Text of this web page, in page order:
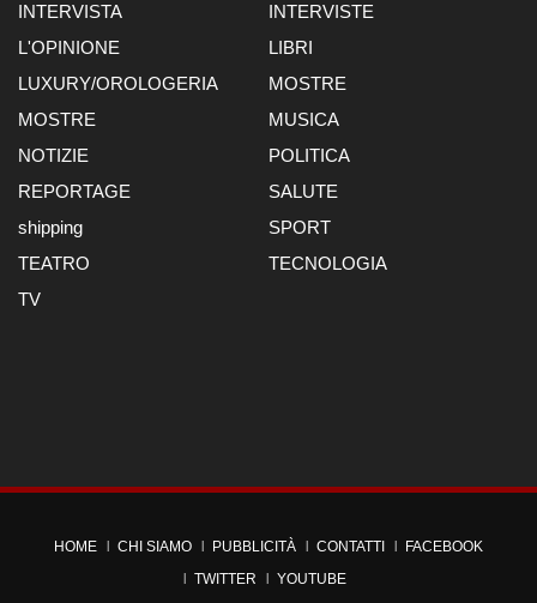
INTERVISTA
INTERVISTE
L'OPINIONE
LIBRI
LUXURY/OROLOGERIA
MOSTRE
MOSTRE
MUSICA
NOTIZIE
POLITICA
REPORTAGE
SALUTE
shipping
SPORT
TEATRO
TECNOLOGIA
TV
HOME CHI SIAMO PUBBLICITÀ CONTATTI
FACEBOOK
TWITTER
YOUTUBE